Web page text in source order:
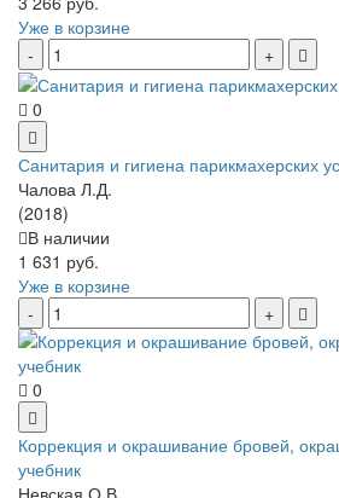
Уже в корзине
0
Санитария и гигиена парикмахерских
Чалова Л.Д.
(2018)
В наличии
1 631 руб.
Уже в корзине
0
Коррекция и окрашивание бровей,
учебник